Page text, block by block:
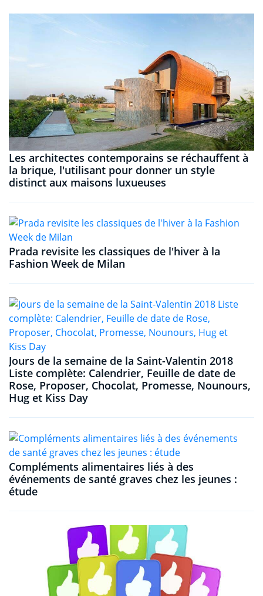
Les architectes contemporains se réchauffent à
la brique, l'utilisant pour donner un style
distinct aux maisons luxueuses
Prada revisite les classiques de l'hiver à la
Fashion Week de Milan
Jours de la semaine de la Saint-Valentin 2018
Liste complète: Calendrier, Feuille de date de
Rose, Proposer, Chocolat, Promesse, Nounours,
Hug et Kiss Day
Compléments alimentaires liés à des
événements de santé graves chez les jeunes :
étude